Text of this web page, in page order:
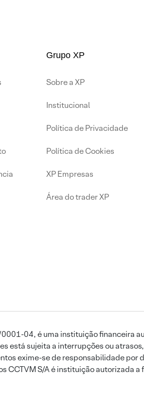
Grupo XP
Sobre a XP
Institucional
Política de Privacidade
Política de Cookies
XP Empresas
Área do trader XP
04, é uma instituição financeira
está sujeita a interrupções ou
exime-se de responsabilidade por
S/A é instituição autorizada